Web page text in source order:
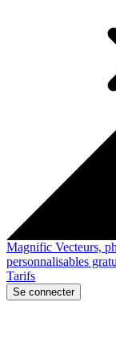
Magnific Vecteurs,
personnalisables
Tarifs
Se connecter